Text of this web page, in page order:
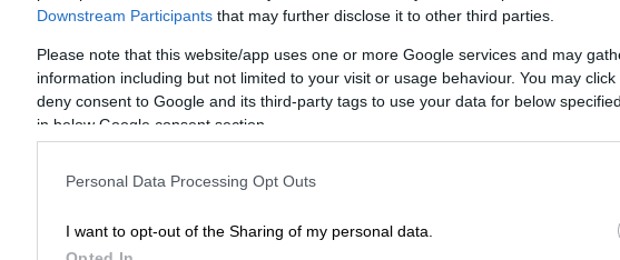
Downstream Participants that may further disclose it to other third parties.
Please note that this website/app uses one or more Google services and may
information including but not limited to your visit or usage behaviour. You may
deny consent to Google and its third-party tags to use your data for below
in below Google consent section.
Personal Data Processing Opt Outs
I want to opt-out of the Sharing of my personal data.
Ελλάδα |16.05.2021 14:14
Σούπερ μάρκετ, καταστήματα και
mall ανοιχτά την Κυριακή 16
Μαΐου - Το ωράριο
Τι ισχύει για σούπερ μάρκετ και
καταστήματα την Κυριακή 16 Μαΐου